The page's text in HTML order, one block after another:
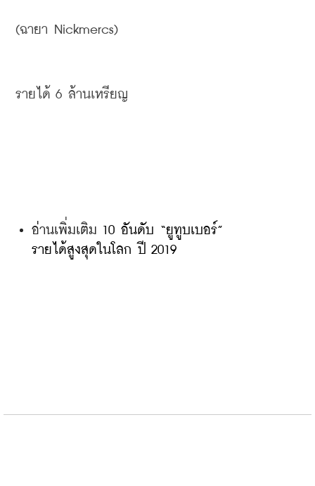
(ฉายา Nickmercs)
รายได้ 6 ล้านเหรียญ
อ่านเพิ่มเติม 10 อันดับ “ยูทูบเบอร์”
รายได้สูงสุดในโลก ปี 2019